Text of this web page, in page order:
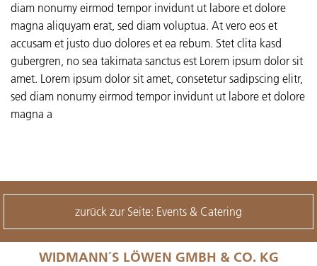
diam nonumy eirmod tempor invidunt ut labore et dolore
magna aliquyam erat, sed diam voluptua. At vero eos et
accusam et justo duo dolores et ea rebum. Stet clita kasd
gubergren, no sea takimata sanctus est Lorem ipsum dolor sit
amet. Lorem ipsum dolor sit amet, consetetur sadipscing elitr,
sed diam nonumy eirmod tempor invidunt ut labore et dolore
magna a
zurück zur Seite: Events & Catering
WIDMANN´S LÖWEN GMBH & CO. KG